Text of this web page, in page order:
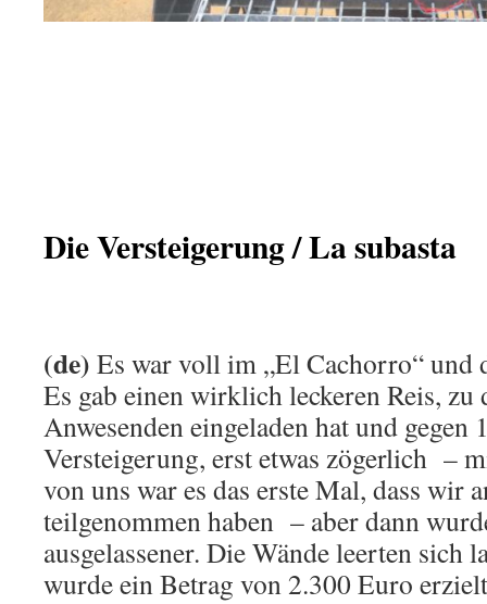
Die Versteigerung / La subasta
(de) Es war voll im „El Cachorro“ und
Es gab einen wirklich leckeren Reis, zu
Anwesenden eingeladen hat und gegen
Versteigerung, erst etwas zögerlich –
von uns war es das erste Mal, dass wir
teilgenommen haben – aber dann
ausgelassener. Die Wände leerten sich
wurde ein Betrag von 2.300 Euro